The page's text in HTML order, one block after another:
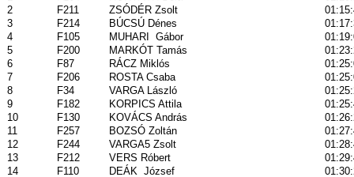
2
F211 ZSÓDÉR Zsolt
3
F214 BÚCSÚ Dénes
4
F105 MUHARI Gábor
5
F200 MARKÓT Tamás
6
F87 RÁCZ Miklós
7
F206 ROSTA Csaba
8
F34 VARGA László
9
F182 KORPICS Attila
10
F130 KOVÁCS András
11
F257 BOZSÓ Zoltán
12
F244 VARGA5 Zsolt
13
F212 VERS Róbert
14
F110 DEÁK József